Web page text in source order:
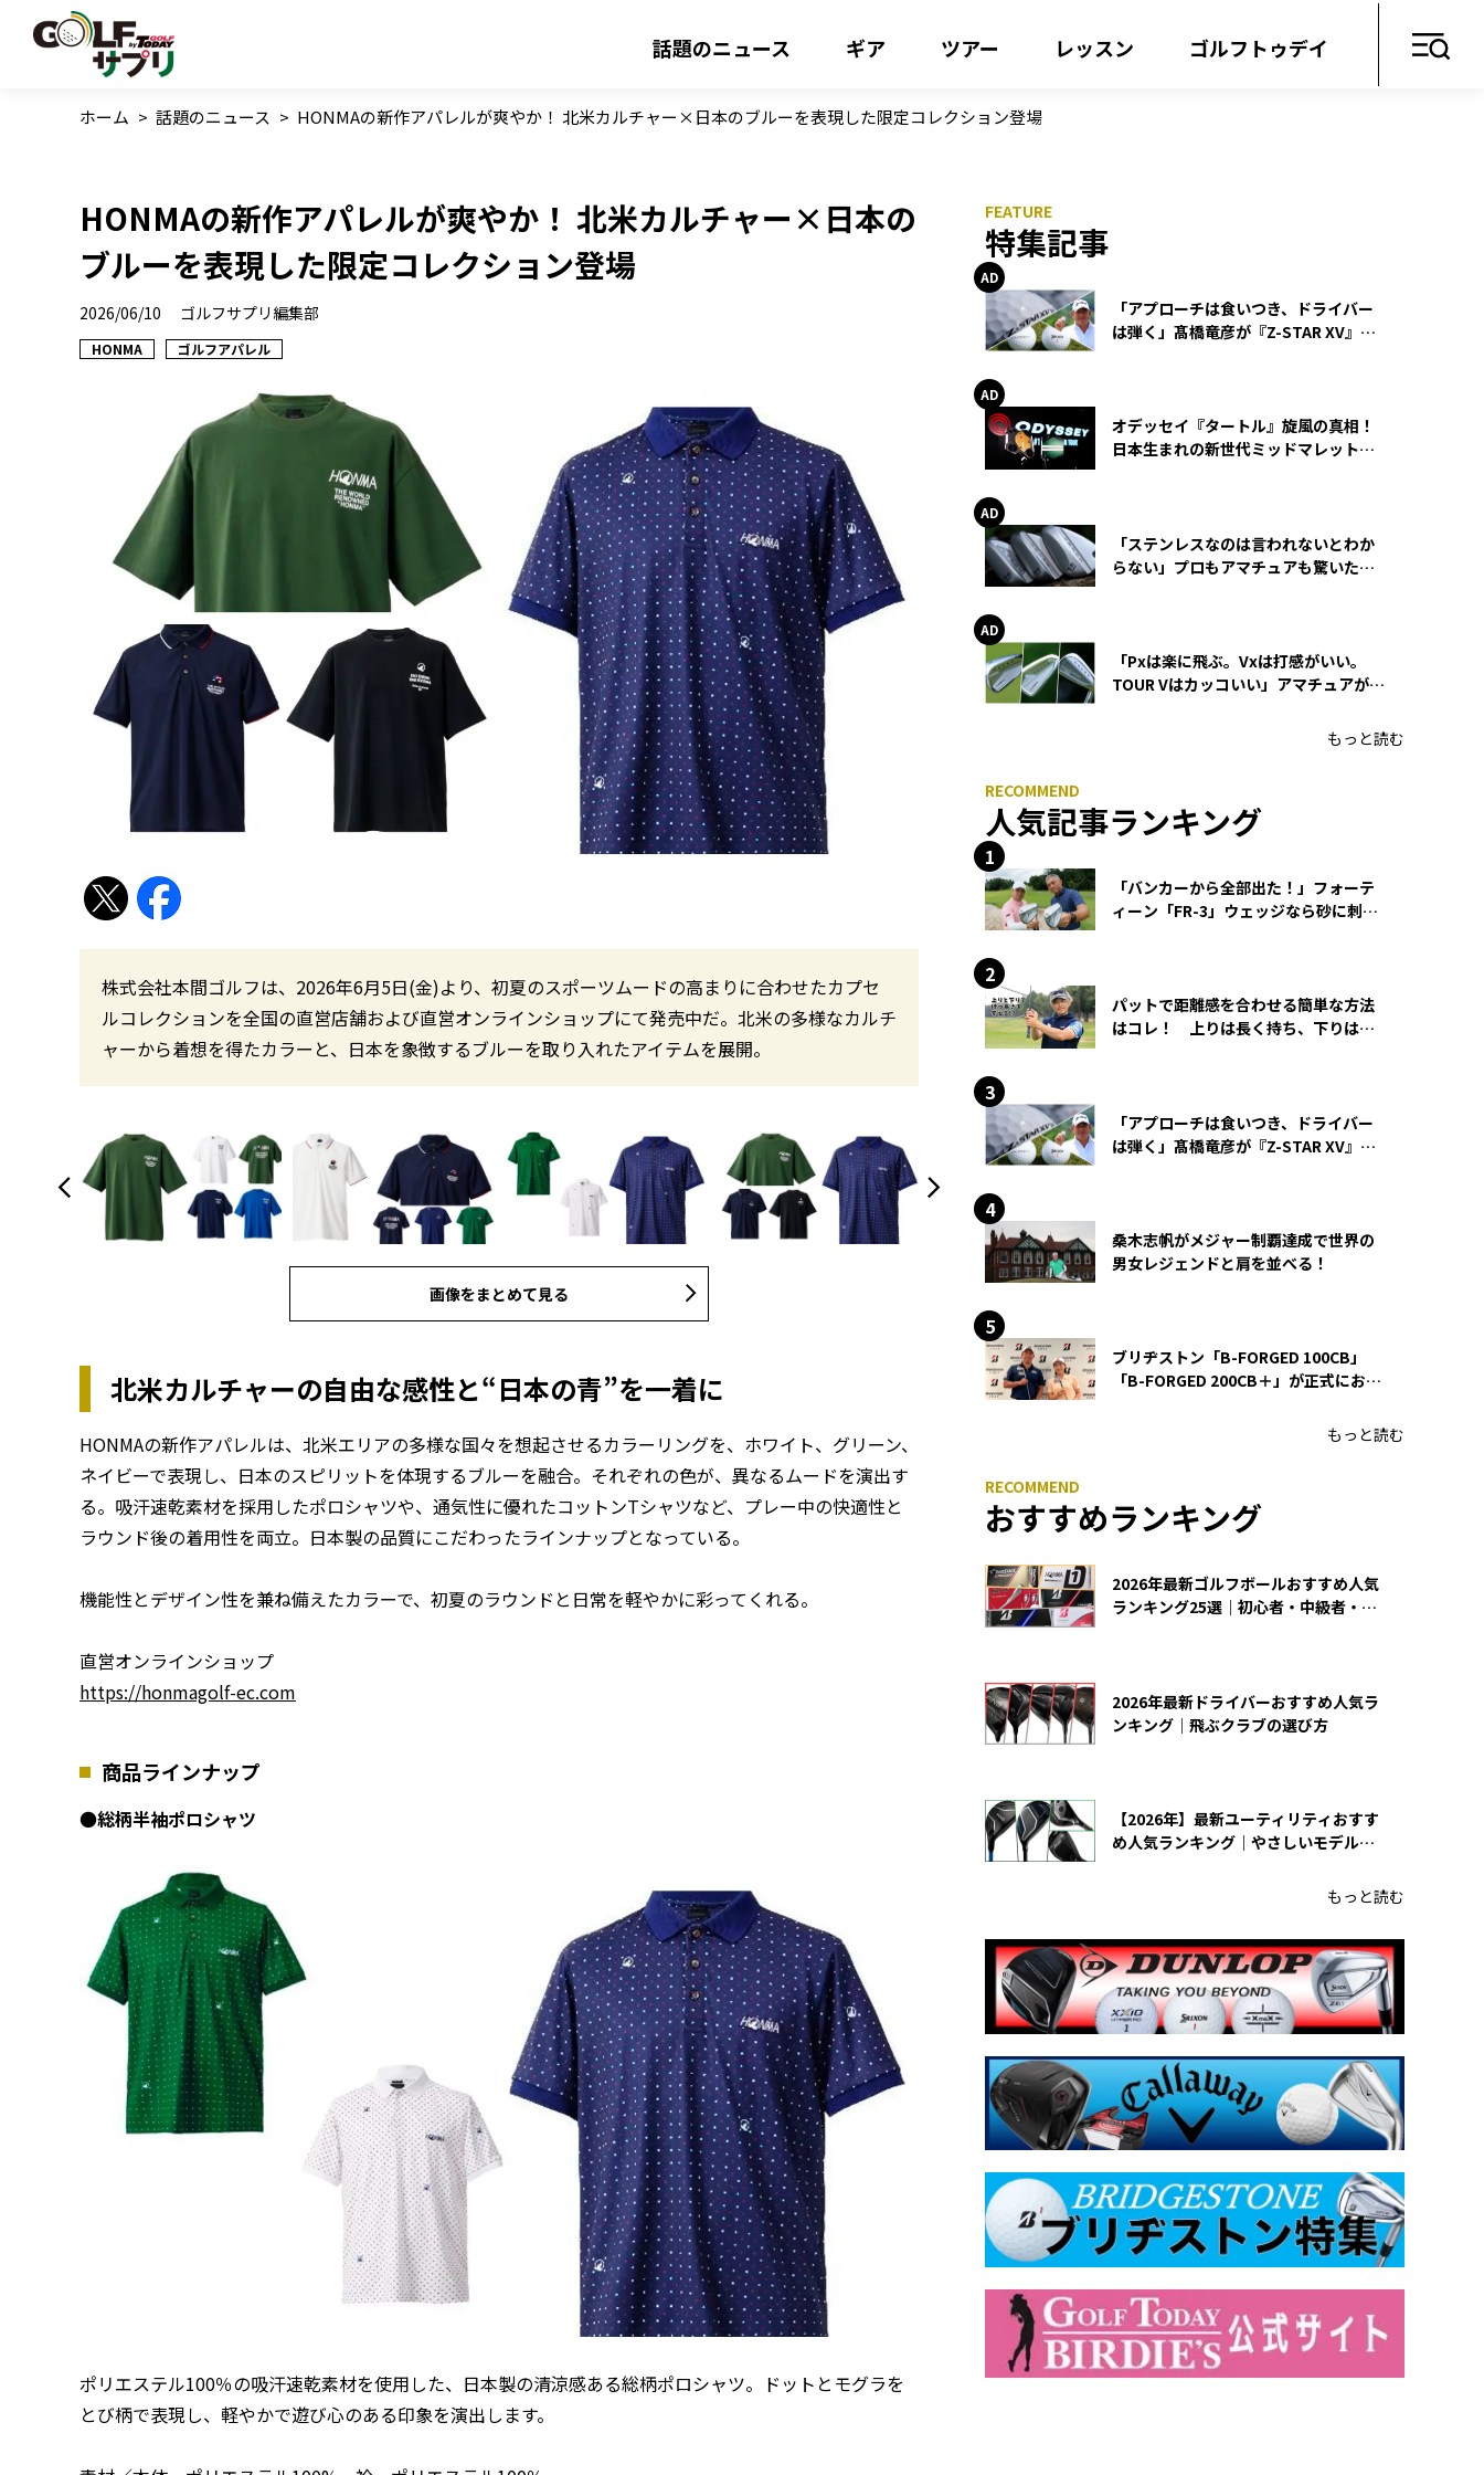
話題のニュース ギア ツアー レッスン ゴルフトゥデイ
ホーム > 話題のニュース > HONMAの新作アパレルが爽やか！ 北米カルチャー×日本のブルーを表現した限定コレクション登場
HONMAの新作アパレルが爽やか！ 北米カルチャー×日本の
ブルーを表現した限定コレクション登場
2026/06/10 ゴルフサプリ編集部
HONMA ゴルフアパレル
株式会社本間ゴルフは、2026年6月5日(金)より、初夏のスポーツムードの高まりに合わせたカプセ
ルコレクションを全国の直営店舗および直営オンラインショップにて発売中だ。北米の多様なカルチ
ャーから着想を得たカラーと、日本を象徴するブルーを取り入れたアイテムを展開。
画像をまとめて見る
北米カルチャーの自由な感性と“日本の青”を一着に
HONMAの新作アパレルは、北米エリアの多様な国々を想起させるカラーリングを、ホワイト、グリーン、
ネイビーで表現し、日本のスピリットを体現するブルーを融合。それぞれの色が、異なるムードを演出す
る。吸汗速乾素材を採用したポロシャツや、通気性に優れたコットンTシャツなど、プレー中の快適性と
ラウンド後の着用性を両立。日本製の品質にこだわったラインナップとなっている。
機能性とデザイン性を兼ね備えたカラーで、初夏のラウンドと日常を軽やかに彩ってくれる。
直営オンラインショップ
https://honmagolf-ec.com
商品ラインナップ
●総柄半袖ポロシャツ
ポリエステル100％の吸汗速乾素材を使用した、日本製の清涼感ある総柄ポロシャツ。ドットとモグラを
とび柄で表現し、軽やかで遊び心のある印象を演出します。
特集記事
「アプローチは食いつき、ドライバー
は弾く」髙橋竜彦が『Z-STAR XV』を
オデッセイ『タートル』旋風の真相！
日本生まれの新世代ミッドマレットが
「ステンレスなのは言われないとわか
らない」プロもアマチュアも驚いた
「Pxは楽に飛ぶ。Vxは打感がいい。
TOUR Vはカッコいい」アマチュアが選
もっと読む
人気記事ランキング
「バンカーから全部出た！」フォーテ
ィーン「FR-3」ウェッジなら砂に刺さ
パットで距離感を合わせる簡単な方法
はコレ！ 上りは長く持ち、下りは短
「アプローチは食いつき、ドライバー
は弾く」髙橋竜彦が『Z-STAR XV』を
桑木志帆がメジャー制覇達成で世界の
男女レジェンドと肩を並べる！
ブリヂストン「B-FORGED 100CB」
「B-FORGED 200CB＋」が正式にお披
もっと読む
おすすめランキング
2026年最新ゴルフボールおすすめ人気
ランキング25選｜初心者・中級者・上
2026年最新ドライバーおすすめ人気ラ
ンキング｜飛ぶクラブの選び方
【2026年】最新ユーティリティおすす
め人気ランキング｜やさしいモデルの
もっと読む